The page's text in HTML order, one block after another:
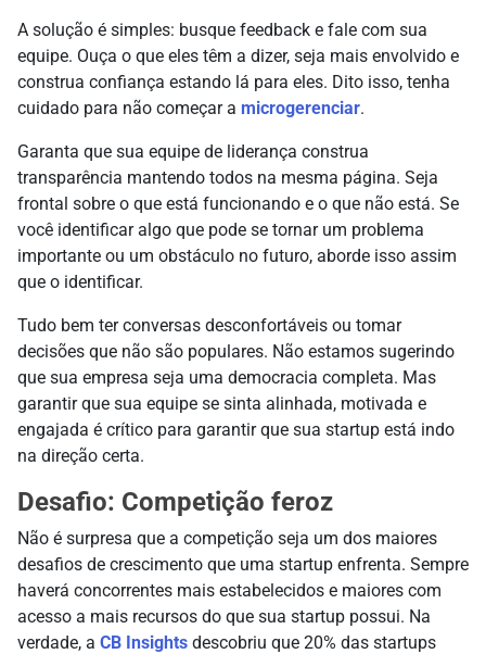
A solução é simples: busque feedback e fale com sua
equipe. Ouça o que eles têm a dizer, seja mais envolvido e
construa confiança estando lá para eles. Dito isso, tenha
cuidado para não começar a microgerenciar.
Garanta que sua equipe de liderança construa
transparência mantendo todos na mesma página. Seja
frontal sobre o que está funcionando e o que não está. Se
você identificar algo que pode se tornar um problema
importante ou um obstáculo no futuro, aborde isso assim
que o identificar.
Tudo bem ter conversas desconfortáveis ou tomar
decisões que não são populares. Não estamos sugerindo
que sua empresa seja uma democracia completa. Mas
garantir que sua equipe se sinta alinhada, motivada e
engajada é crítico para garantir que sua startup está indo
na direção certa.
Desafio: Competição feroz
Não é surpresa que a competição seja um dos maiores
desafios de crescimento que uma startup enfrenta. Sempre
haverá concorrentes mais estabelecidos e maiores com
acesso a mais recursos do que sua startup possui. Na
verdade, a CB Insights descobriu que 20% das startups